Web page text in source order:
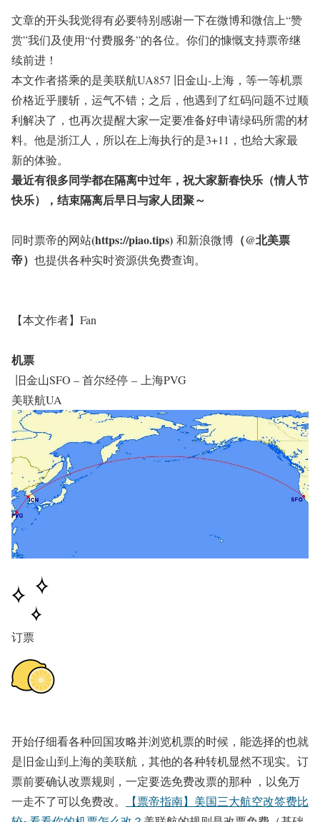
文章的开头我觉得有必要特别感谢一下在微博和微信上“赞
赏”我们及使用“付费服务”的各位。你们的慷慨支持票帝继
续前进！
本文作者搭乘的是美联航UA857 旧金山-上海，等一等机票
价格近乎腰斩，运气不错；之后，他遇到了红码问题不过顺
利解决了，也再次提醒大家一定要准备好申请绿码所需的材
料。他是浙江人，所以在上海执行的是3+11，也给大家最
新的体验。
最近有很多同学都在隔离中过年，祝大家新春快乐（情人节
快乐），结束隔离后早日与家人团聚～
同时票帝的网站(https://piao.tips) 和新浪微博 （@北美票
帝） 也提供各种实时资源供免费查询。
【本文作者】Fan
机票
旧金山SFO – 首尔经停 – 上海PVG
美联航UA
订票
开始仔细看各种回国攻略并浏览机票的时候，能选择的也就
是旧金山到上海的美联航，其他的各种转机显然不现实。订
票前要确认改票规则，一定要选免费改票的那种 ，以免万
一走不了可以免费改。
【票帝指南】美国三大航空改签费比